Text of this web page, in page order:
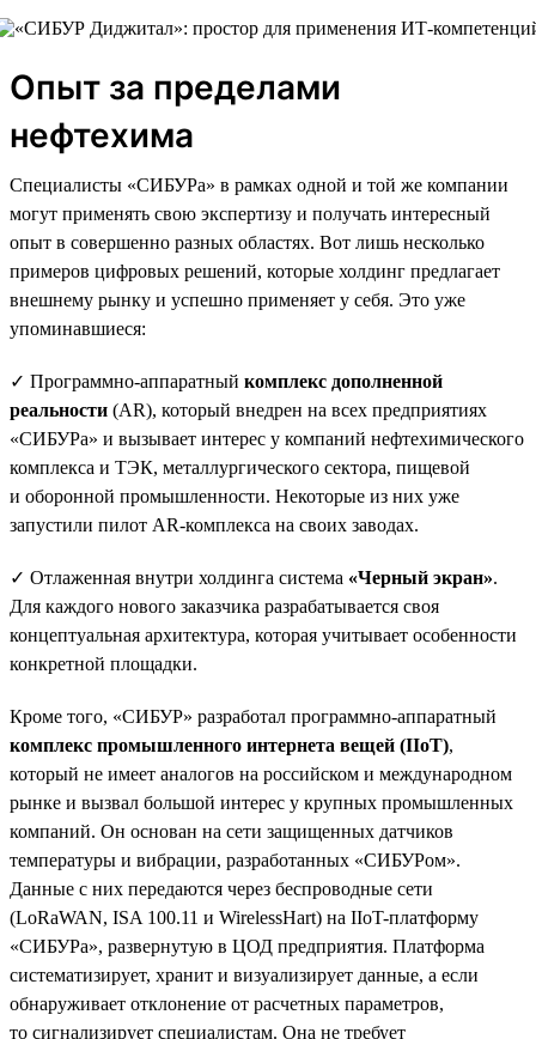
Опыт за пределами
нефтехима
Специалисты «СИБУРа» в рамках одной и той же компании
могут применять свою экспертизу и получать интересный
опыт в совершенно разных областях. Вот лишь несколько
примеров цифровых решений, которые холдинг предлагает
внешнему рынку и успешно применяет у себя. Это уже
упоминавшиеся:
✓ Программно-аппаратный комплекс дополненной
реальности (AR), который внедрен на всех предприятиях
«СИБУРа» и вызывает интерес у компаний нефтехимического
комплекса и ТЭК, металлургического сектора, пищевой
и оборонной промышленности. Некоторые из них уже
запустили пилот AR-комплекса на своих заводах.
✓ Отлаженная внутри холдинга система «Черный экран».
Для каждого нового заказчика разрабатывается своя
концептуальная архитектура, которая учитывает особенности
конкретной площадки.
Кроме того, «СИБУР» разработал программно-аппаратный
комплекс промышленного интернета вещей (IIoT),
который не имеет аналогов на российском и международном
рынке и вызвал большой интерес у крупных промышленных
компаний. Он основан на сети защищенных датчиков
температуры и вибрации, разработанных «СИБУРом».
Данные с них передаются через беспроводные сети
(LoRaWAN, ISA 100.11 и WirelessHart) на IIoT-платформу
«СИБУРа», развернутую в ЦОД предприятия. Платформа
систематизирует, хранит и визуализирует данные, а если
обнаруживает отклонение от расчетных параметров,
то сигнализирует специалистам. Она не требует